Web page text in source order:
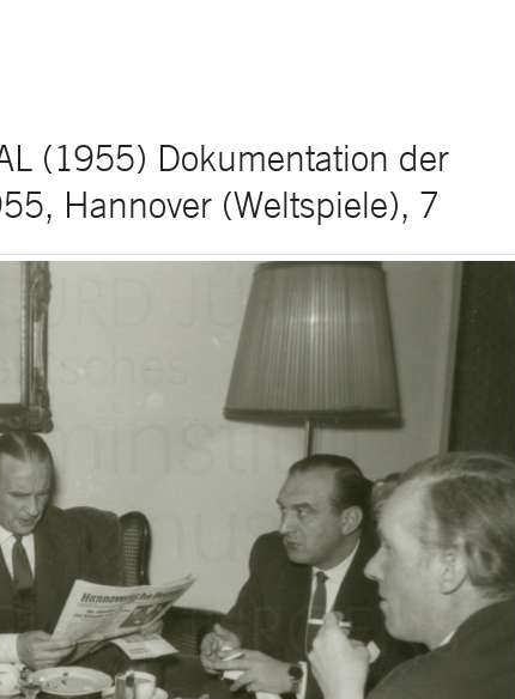
(1955) Dokumentation der
Hannover (Weltspiele), 7